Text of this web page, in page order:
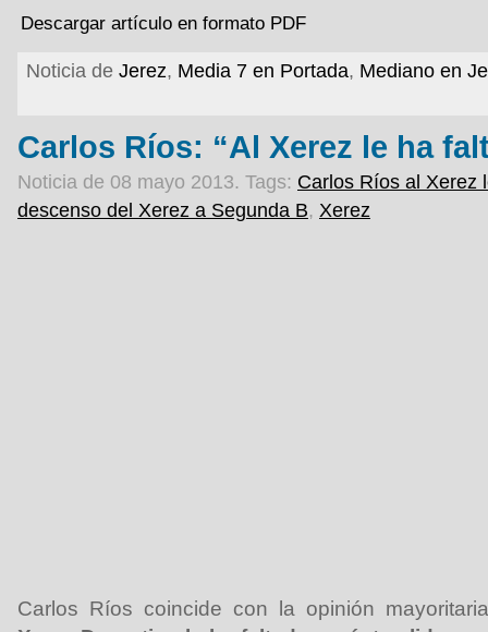
Descargar artículo en formato PDF
Noticia de Jerez, Media 7 en Portada, Mediano en
Carlos Ríos: “Al Xerez le ha
Noticia de 08 mayo 2013. Tags: Carlos Ríos al Xerez
descenso del Xerez a Segunda B, Xerez
Carlos Ríos coincide con la opinión